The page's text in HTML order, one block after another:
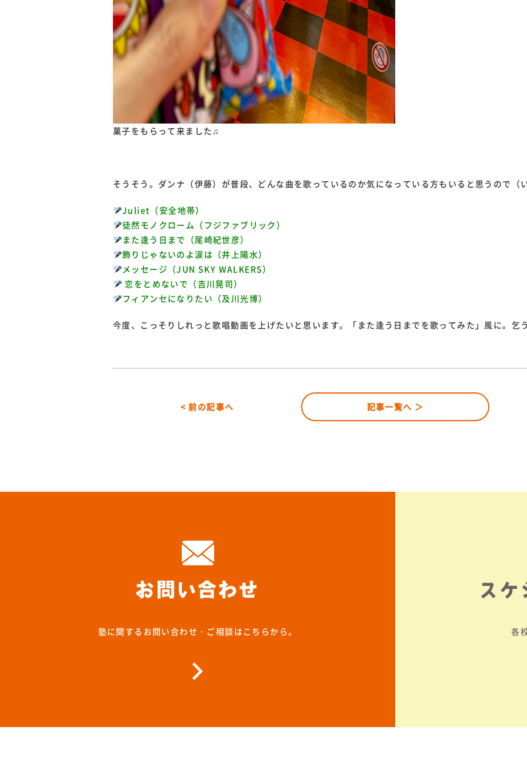
菓子をもらって来ました♫
そうそう。ダンナ（伊藤）が普段、どんな曲を歌っているのか気になっている方もいると思うので（
Juliet（安全地帯）
徒然モノクローム（フジファブリック）
また逢う日まで（尾崎紀世彦）
飾りじゃないのよ涙は（井上陽水）
メッセージ（JUN SKY WALKERS）
恋をとめないで（吉川晃司）
フィアンセになりたい（及川光博）
今度、こっそりしれっと歌唱動画を上げたいと思います。「また逢う日までを歌ってみた」風に。乞
< 前の記事へ 記事一覧へ ＞
お問い合わせ
塾に関するお問い合わせ・ご相談はこちらから。
ス
各